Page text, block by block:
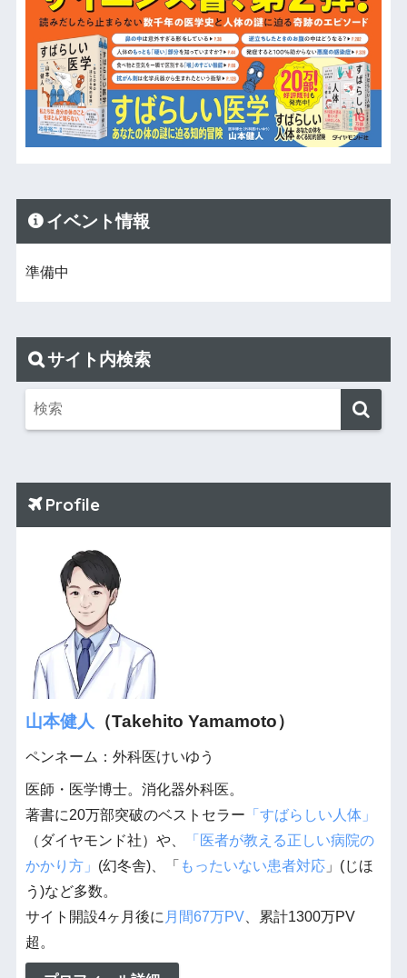
イベント情報
準備中
サイト内検索
Profile
山本健人 （Takehito Yamamoto）
ペンネーム：外科医けいゆう
医師・医学博士。消化器外科医。
著書に20万部突破のベストセラー 「すばらしい人体」
（ダイヤモンド社）や、
「医者が教える正しい病院の
かかり方」 (幻冬舎)、「 もったいない患者対応」(じほ
う)など多数。
サイト開設4ヶ月後に 月間67万PV、累計1300万PV
超。